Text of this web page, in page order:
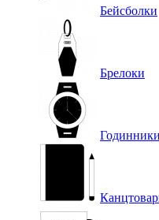
Бейсболки
Брелоки
Годинники